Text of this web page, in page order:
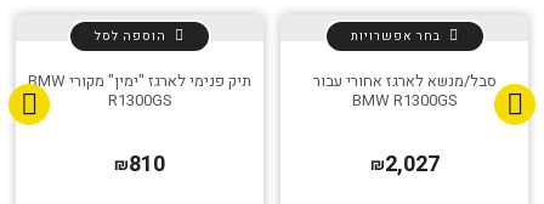
סבל/מנשא לארגז אחורי עבור
BMW R1300GS
₪2,027
בחר אפשרויות
תיק פנימי לארגז "ימין" מקורי BMW
R1300GS
₪810
הוספה לסל